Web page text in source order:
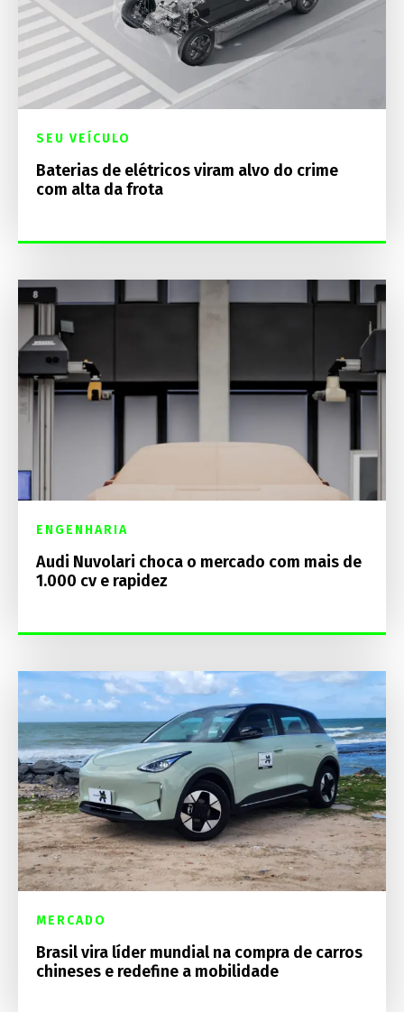
SEU VEÍCULO
Baterias de elétricos viram alvo do crime
com alta da frota
ENGENHARIA
Audi Nuvolari choca o mercado com mais de
1.000 cv e rapidez
MERCADO
Brasil vira líder mundial na compra de carros
chineses e redefine a mobilidade